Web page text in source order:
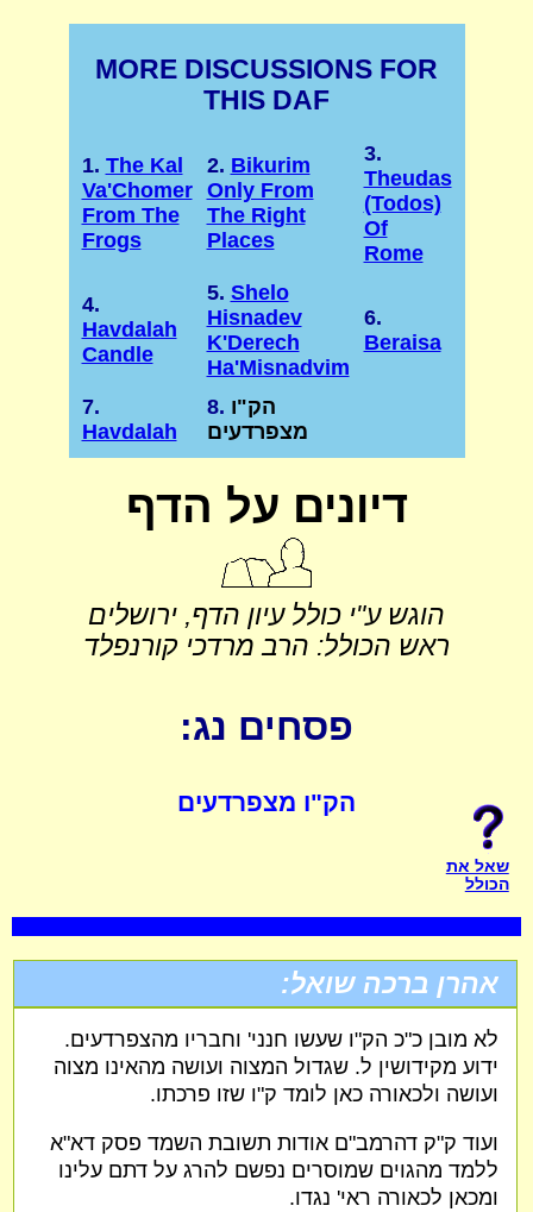
MORE DISCUSSIONS FOR
THIS DAF
1. The Kal
Va'Chomer
From The
Frogs
2. Bikurim
Only From
The Right
Places
3.
Theudas
(Todos)
Of
Rome
4.
Havdalah
Candle
5. Shelo
Hisnadev
K'Derech
Ha'Misnadvim
6.
Beraisa
7.
Havdalah
8. הק"ו
מצפרדעים
דיונים על הדף
הוגש ע"י כולל עיון הדף, ירושלים
ראש הכולל: הרב מרדכי קורנפלד
פסחים נג:
הק"ו מצפרדעים
שאל את
הכולל
אהרן ברכה שואל:
לא מובן כ"כ הק"ו שעשו חנני' וחבריו מהצפרדעים.
ידוע מקידושין ל. שגדול המצוה ועושה מהאינו מצוה
ועושה ולכאורה כאן לומד ק"ו שזו פרכתו.
ועוד ק"ק דהרמב"ם אודות תשובת השמד פסק דא"א
ללמד מהגוים שמוסרים נפשם להרג על דתם עלינו
ומכאן לכאורה ראי' נגדו.